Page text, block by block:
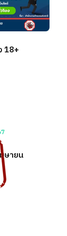
18+
ษายน